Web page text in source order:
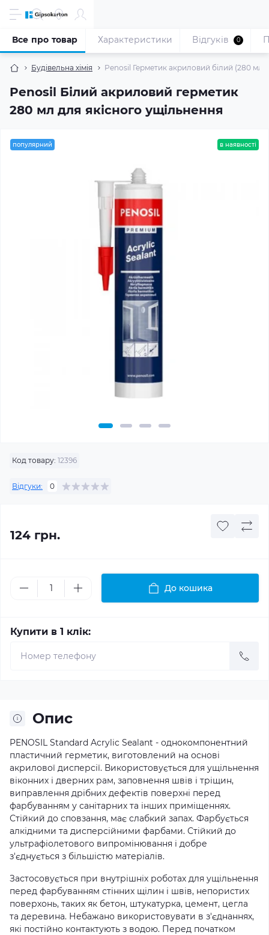
Будівельна хімія Penosil Герметик акриловий білий (280 мл)
Penosil Білий акриловий герметик
280 мл для якісного ущільнення
Все про товар Характеристики Відгуків 0
популярний в наявності
Код товару: 12396
Відгуки: 0
124 грн.
До кошика
Купити в 1 клік:
Опис
PENOSIL Standard Acrylic Sealant - однокомпонентний
пластичний герметик, виготовлений на основі
акрилової дисперсії. Використовується для ущільнення
віконних і дверних рам, заповнення швів і тріщин,
виправлення дрібних дефектів поверхні перед
фарбуванням у санітарних та інших приміщеннях.
Стійкий до сповзання, має слабкий запах. Фарбується
алкідними та дисперсійними фарбами. Стійкий до
ультрафіолетового випромінювання і добре
з'єднується з більшістю матеріалів.
Застосовується при внутрішніх роботах для ущільнення
перед фарбуванням стінних щілин і швів, непористих
поверхонь, таких як бетон, штукатурка, цемент, цегла
та деревина. Небажано використовувати в з'єднаннях,
які постійно контактують з водою. Перед початком